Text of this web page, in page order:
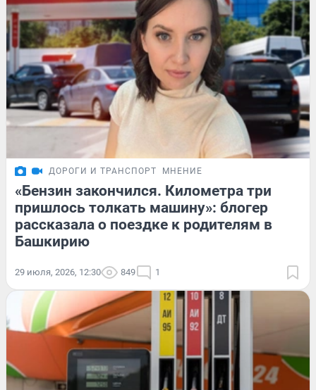
ДОРОГИ И ТРАНСПОРТ МНЕНИЕ
«Бензин закончился. Километра три
пришлось толкать машину»: блогер
рассказала о поездке к родителям в
Башкирию
29 июля, 2026, 12:30 849 1